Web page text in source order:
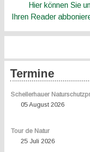
Hier können Sie
Ihren Reader
Termine
Schellerhauer
05 August 2026
Tour de Natur
25 Juli 2026